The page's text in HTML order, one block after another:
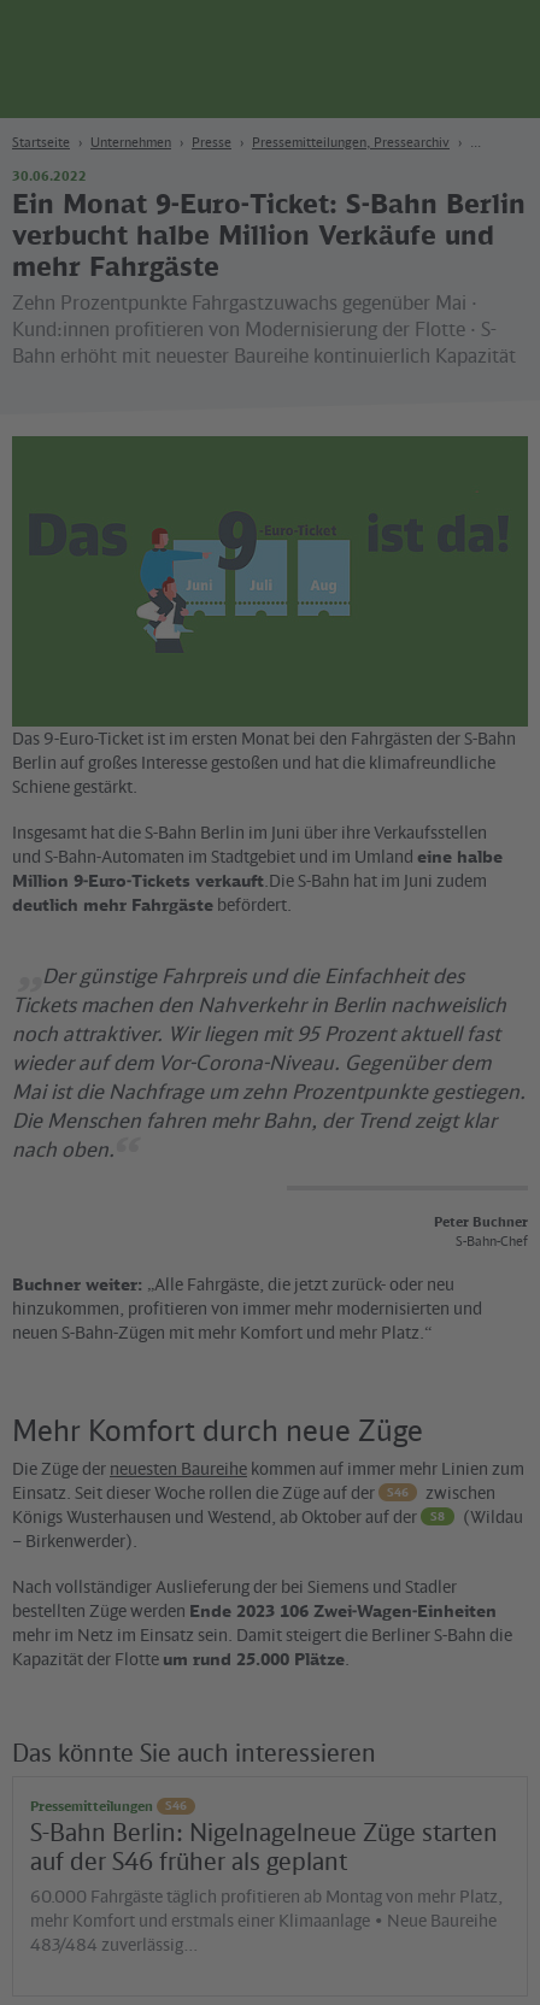
Startseite Unternehmen Presse Pressemitteilungen, Pressearchiv
30.06.2022
Ein Monat 9-Euro-Ticket: S-Bahn Berlin
verbucht halbe Million Verkäufe und
mehr Fahrgäste
Zehn Prozentpunkte Fahrgastzuwachs gegenüber Mai ·
Kund:innen profitieren von Modernisierung der Flotte · S-
Bahn erhöht mit neuester Baureihe kontinuierlich Kapazität
Das 9-Euro-Ticket ist im ersten Monat bei den Fahrgästen der S-Bahn
Berlin auf großes Interesse gestoßen und hat die klimafreundliche
Schiene gestärkt.
Insgesamt hat die S-Bahn Berlin im Juni über ihre Verkaufsstellen
und S-Bahn-Automaten im Stadtgebiet und im Umland eine halbe
Million 9-Euro-Tickets verkauft.Die S-Bahn hat im Juni zudem
deutlich mehr Fahrgäste befördert.
Der günstige Fahrpreis und die Einfachheit des
Tickets machen den Nahverkehr in Berlin nachweislich
noch attraktiver. Wir liegen mit 95 Prozent aktuell fast
wieder auf dem Vor-Corona-Niveau. Gegenüber dem
Mai ist die Nachfrage um zehn Prozentpunkte gestiegen.
Die Menschen fahren mehr Bahn, der Trend zeigt klar
nach oben.
Peter Buchner
S-Bahn-Chef
Buchner weiter: „Alle Fahrgäste, die jetzt zurück- oder neu
hinzukommen, profitieren von immer mehr modernisierten und
neuen S-Bahn-Zügen mit mehr Komfort und mehr Platz.“
Mehr Komfort durch neue Züge
Die Züge der neuesten Baureihe kommen auf immer mehr Linien zum
Einsatz. Seit dieser Woche rollen die Züge auf der
S46
zwischen
Königs Wusterhausen und Westend, ab Oktober auf der
S8
(Wildau
– Birkenwerder).
Nach vollständiger Auslieferung der bei Siemens und Stadler
bestellten Züge werden Ende 2023 106 Zwei-Wagen-Einheiten
mehr im Netz im Einsatz sein. Damit steigert die Berliner S-Bahn die
Kapazität der Flotte um rund 25.000 Plätze
Das könnte Sie auch interessieren
Pressemitteilungen S46
S-Bahn Berlin: Nigelnagelneue Züge starten
auf der S46 früher als geplant
60.000 Fahrgäste täglich profitieren ab Montag von mehr Platz,
mehr Komfort und erstmals einer Klimaanlage • Neue Baureihe
483/484 zuverlässig…